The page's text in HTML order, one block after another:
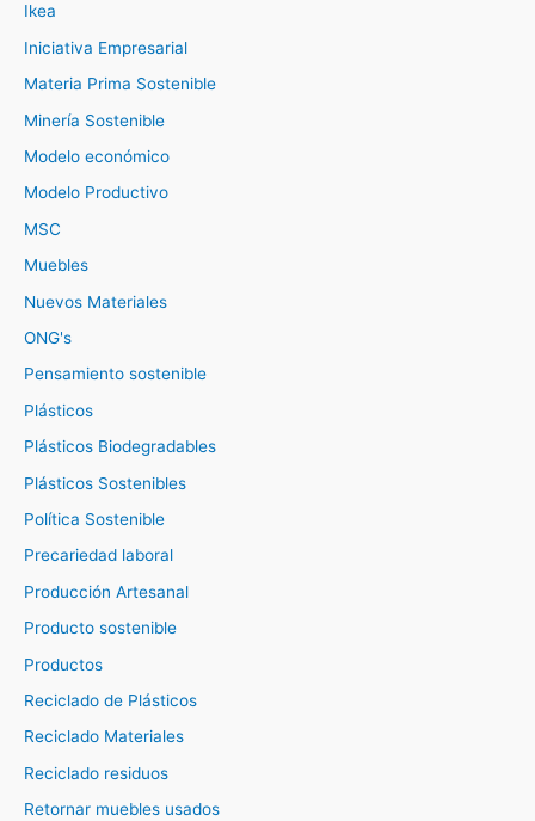
Ikea
Iniciativa Empresarial
Materia Prima Sostenible
Minería Sostenible
Modelo económico
Modelo Productivo
MSC
Muebles
Nuevos Materiales
ONG's
Pensamiento sostenible
Plásticos
Plásticos Biodegradables
Plásticos Sostenibles
Política Sostenible
Precariedad laboral
Producción Artesanal
Producto sostenible
Productos
Reciclado de Plásticos
Reciclado Materiales
Reciclado residuos
Retornar muebles usados